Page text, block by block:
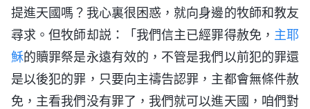
提進天國嗎？我心裏很困惑，就向身邊的牧師和教友
尋求。但牧師却説：「我們信主已經罪得赦免， 主耶
穌的贖罪祭是永遠有效的，不管是我們以前犯的罪還
是以後犯的罪，只要向主禱告認罪，主都會無條件赦
免，主看我們没有罪了，我們就可以進天國，咱們對